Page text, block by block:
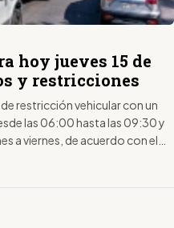
hoy jueves 15 de
y restricciones
de restricción vehicular con un
las 06:00 hasta las 09:30 y
a viernes, de acuerdo con el